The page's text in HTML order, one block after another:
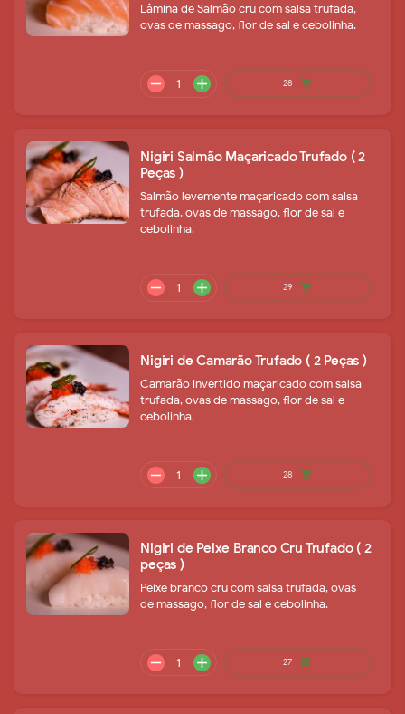
remove
remove add 18
remove
remove
Lâmina de Salmão cru com salsa trufada,
ovas de massago, flor de sal e cebolinha.
Nigiri Salmão Maçaricado Trufado ( 2
Peças )
Salmão levemente maçaricado com salsa
trufada, ovas de massago, flor de sal e
cebolinha.
Nigiri de Camarão Trufado ( 2 Peças )
Camarão invertido maçaricado com salsa
trufada, ovas de massago, flor de sal e
cebolinha.
Nigiri de Peixe Branco Cru Trufado ( 2
peças )
Peixe branco cru com salsa trufada, ovas
de massago, flor de sal e cebolinha.